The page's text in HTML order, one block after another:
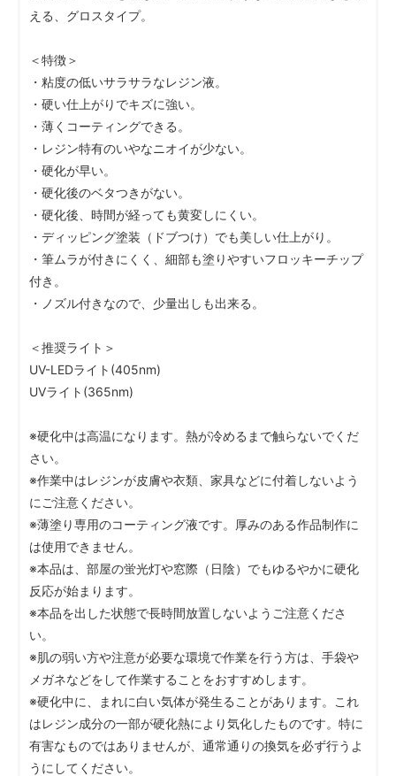
える、グロスタイプ。
＜特徴＞
・粘度の低いサラサラなレジン液。
・硬い仕上がりでキズに強い。
・薄くコーティングできる。
・レジン特有のいやなニオイが少ない。
・硬化が早い。
・硬化後のベタつきがない。
・硬化後、時間が経っても黄変しにくい。
・ディッピング塗装（ドブつけ）でも美しい仕上がり。
・筆ムラが付きにくく、細部も塗りやすいフロッキーチップ
付き。
・ノズル付きなので、少量出しも出来る。
＜推奨ライト＞
UV-LEDライト(405nm)
UVライト(365nm)
※硬化中は高温になります。熱が冷めるまで触らないでくだ
さい。
※作業中はレジンが皮膚や衣類、家具などに付着しないよう
にご注意ください。
※薄塗り専用のコーティング液です。厚みのある作品制作に
は使用できません。
※本品は、部屋の蛍光灯や窓際（日陰）でもゆるやかに硬化
反応が始まります。
※本品を出した状態で長時間放置しないようご注意くださ
い。
※肌の弱い方や注意が必要な環境で作業を行う方は、手袋や
メガネなどをして作業することをおすすめします。
※硬化中に、まれに白い気体が発生ることがあります。これ
はレジン成分の一部が硬化熱により気化したものです。特に
有害なものではありませんが、通常通りの換気を必ず行うよ
うにしてください。